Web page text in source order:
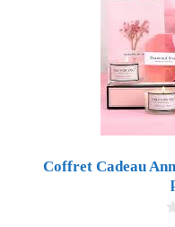
Coffret Cadeau